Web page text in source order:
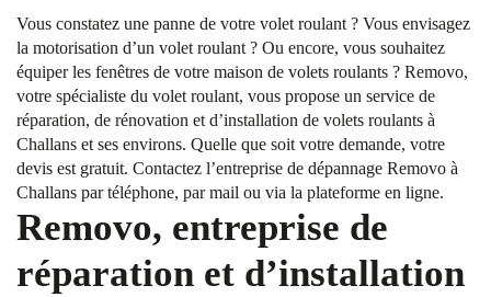
Vous constatez une panne de votre volet roulant ? Vous envisagez
la motorisation d’un volet roulant ? Ou encore, vous souhaitez
équiper les fenêtres de votre maison de volets roulants ? Removo,
votre spécialiste du volet roulant, vous propose un service de
réparation, de rénovation et d’installation de volets roulants à
Challans et ses environs. Quelle que soit votre demande, votre
devis est gratuit. Contactez l’entreprise de dépannage Removo à
Challans par téléphone, par mail ou via la plateforme en ligne.
Removo, entreprise de
réparation et d’installation